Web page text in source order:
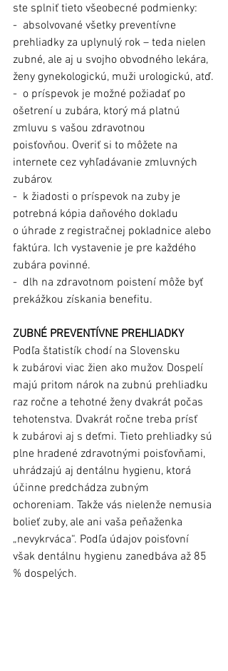
ste splniť tieto všeobecné podmienky:
- absolvované všetky preventívne
prehliadky za uplynulý rok – teda nielen
zubné, ale aj u svojho obvodného lekára,
ženy gynekologickú, muži urologickú, atď.
- o príspevok je možné požiadať po
ošetrení u zubára, ktorý má platnú
zmluvu s vašou zdravotnou
poisťovňou. Overiť si to môžete na
internete cez vyhľadávanie zmluvných
zubárov.
- k žiadosti o príspevok na zuby je
potrebná kópia daňového dokladu
o úhrade z registračnej pokladnice alebo
faktúra. Ich vystavenie je pre každého
zubára povinné.
- dlh na zdravotnom poistení môže byť
prekážkou získania benefitu.
ZUBNÉ PREVENTÍVNE PREHLIADKY
Podľa štatistík chodí na Slovensku
k zubárovi viac žien ako mužov. Dospelí
majú pritom nárok na zubnú prehliadku
raz ročne a tehotné ženy dvakrát počas
tehotenstva. Dvakrát ročne treba prísť
k zubárovi aj s deťmi. Tieto prehliadky sú
plne hradené zdravotnými poisťovňami,
uhrádzajú aj dentálnu hygienu, ktorá
účinne predchádza zubným
ochoreniam. Takže vás nielenže nemusia
bolieť zuby, ale ani vaša peňaženka
„nevykrváca“. Podľa údajov poisťovní
však dentálnu hygienu zanedbáva až 85
% dospelých.